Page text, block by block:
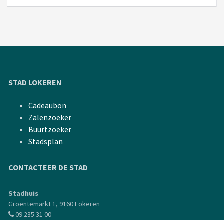
STAD LOKEREN
Cadeaubon
Zalenzoeker
Buurtzoeker
Stadsplan
CONTACTEER DE STAD
Stadhuis
Groentemarkt 1, 9160 Lokeren
09 235 31 00